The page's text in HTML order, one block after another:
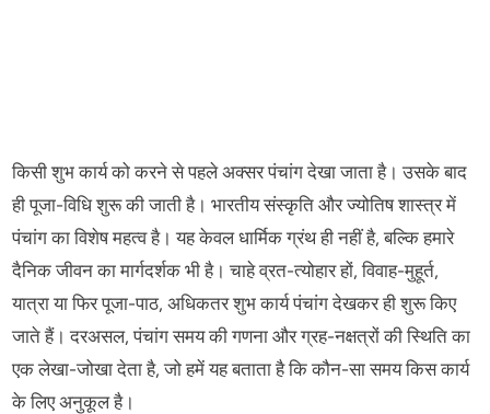
किसी शुभ कार्य को करने से पहले अक्सर पंचांग देखा जाता है। उसके बाद
ही पूजा-विधि शुरू की जाती है। भारतीय संस्कृति और ज्योतिष शास्त्र में
पंचांग का विशेष महत्व है। यह केवल धार्मिक ग्रंथ ही नहीं है, बल्कि हमारे
दैनिक जीवन का मार्गदर्शक भी है। चाहे व्रत-त्योहार हों, विवाह-मुहूर्त,
यात्रा या फिर पूजा-पाठ, अधिकतर शुभ कार्य पंचांग देखकर ही शुरू किए
जाते हैं। दरअसल, पंचांग समय की गणना और ग्रह-नक्षत्रों की स्थिति का
एक लेखा-जोखा देता है, जो हमें यह बताता है कि कौन-सा समय किस कार्य
के लिए अनुकूल है।